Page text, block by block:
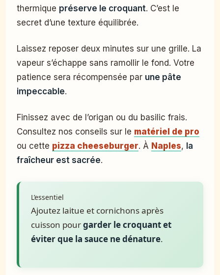
thermique préserve le croquant. C’est le
secret d’une texture équilibrée.
Laissez reposer deux minutes sur une grille. La
vapeur s’échappe sans ramollir le fond. Votre
patience sera récompensée par une pâte
impeccable.
Finissez avec de l’origan ou du basilic frais.
Consultez nos conseils sur le matériel de pro
ou cette pizza cheeseburger. À Naples, la
fraîcheur est sacrée.
L’essentiel
Ajoutez laitue et cornichons après
cuisson pourgarder le croquant et
éviter que la sauce ne dénature.